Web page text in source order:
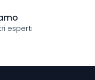
esperti